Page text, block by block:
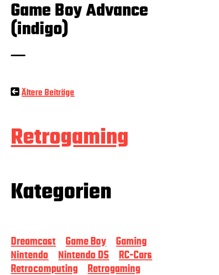
Game Boy Advance
(indigo)
Beitragsnavigation
Ältere Beiträge
Retrogaming
Kategorien
Dreamcast Game Boy
Gaming
Nintendo
Nintendo DS
RC-Cars
Retrocomputing
Retrogaming